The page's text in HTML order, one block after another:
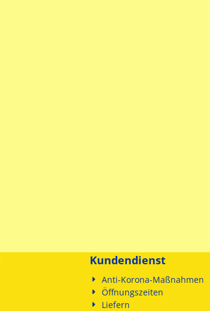
Kundendienst
Anti-Korona-Maßnahmen
Öffnungszeiten
Liefern